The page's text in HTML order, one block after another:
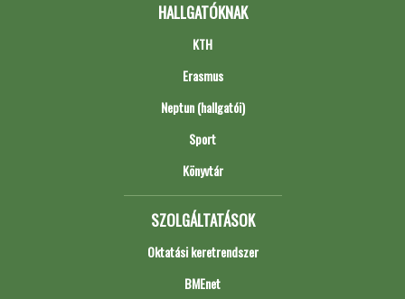
HALLGATÓKNAK
KTH
Erasmus
Neptun (hallgatói)
Sport
Könyvtár
SZOLGÁLTATÁSOK
Oktatási keretrendszer
BMEnet